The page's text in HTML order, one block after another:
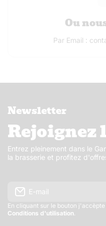
Ou
Par Email :
Newsletter
Rejoignez
Entrez pleinement dans le
la brasserie et profitez
E-mail
En cliquant sur le bouton j'accèpte
Conditions d'utilisation.